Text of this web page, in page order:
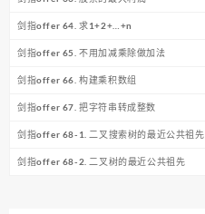
剑指offer 64. 求1+2+…+n
剑指offer 65. 不用加减乘除做加法
剑指offer 66. 构建乘积数组
剑指offer 67. 把字符串转成整数
剑指offer 68-1. 二叉搜索树的最近公共祖先
剑指offer 68-2. 二叉树的最近公共祖先